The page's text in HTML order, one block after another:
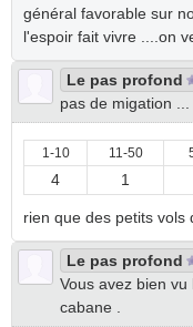
général favorable sur
l'espoir fait vivre ....on
Le pas profond
pas de migation ...
1-10 11-50
4 1
rien que des petits vols
Le pas profond
Vous avez bien
cabane .